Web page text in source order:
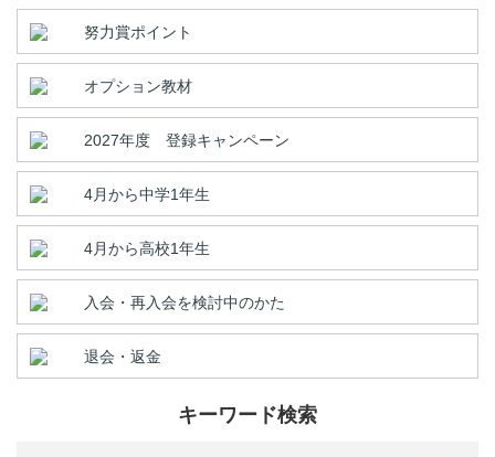
努力賞ポイント
オプション教材
2027年度 登録キャンペーン
4月から中学1年生
4月から高校1年生
入会・再入会を検討中のかた
退会・返金
キーワード検索